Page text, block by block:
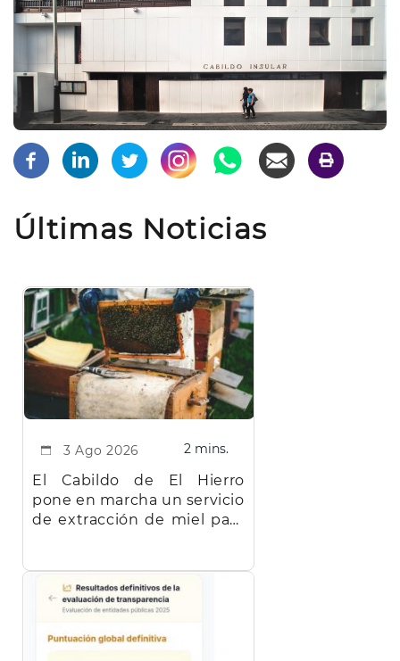
Últimas Noticias
3 Ago 2026 2 mins.
El Cabildo de El Hierro
pone en marcha un servicio
de extracción de miel para